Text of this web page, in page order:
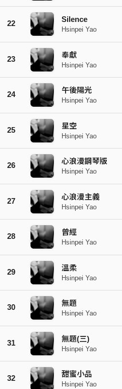
22 Silence
Hsinpei Yao
23 奉獻
Hsinpei Yao
24 午後陽光
Hsinpei Yao
25 星空
Hsinpei Yao
26 心浪漫鋼琴版
Hsinpei Yao
27 心浪漫主義
Hsinpei Yao
28 曾經
Hsinpei Yao
29 溫柔
Hsinpei Yao
30 無題
Hsinpei Yao
31 無題(三)
Hsinpei Yao
32 甜蜜小品
Hsinpei Yao